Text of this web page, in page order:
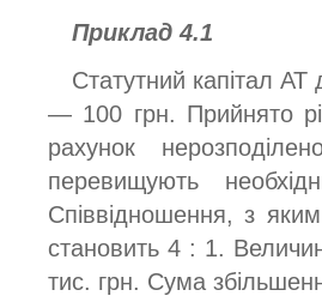
Приклад 4.1
Статутний капітал АТ
— 100 грн. Прийнято
рахунок
перевищують
Співвідношення, з яким
становить 4 : 1.
тис. грн. Сума